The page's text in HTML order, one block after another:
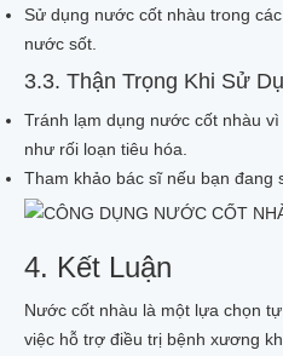
Sử dụng nước cốt nhàu trong
nước sốt.
3.3. Thận Trọng Khi Sử
Tránh lạm dụng nước cốt nhàu
như rối loạn tiêu hóa.
Tham khảo bác sĩ nếu bạn đang
4. Kết Luận
Nước cốt nhàu là một lựa chọn
việc hỗ trợ điều trị bệnh xương